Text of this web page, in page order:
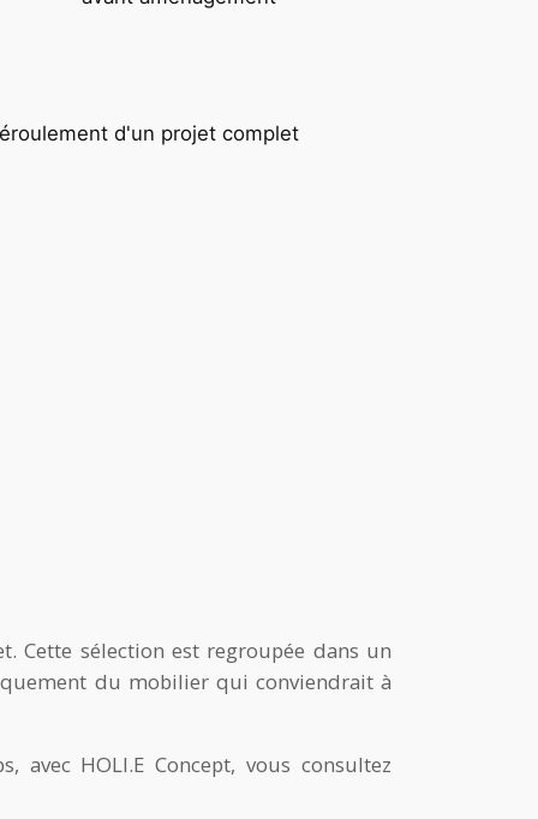
Cette sélection est regroupée dans un
du mobilier qui conviendrait à
HOLI.E Concept, vous consultez